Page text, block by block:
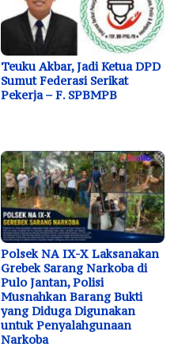
Teuku Akbar, Jadi Ketua DPD
Sumut Federasi Serikat
Pekerja – F. SPBMPB
Polsek NA IX-X Laksanakan
Grebek Sarang Narkoba di
Pulo Jantan, Polisi
Musnahkan Barang Bukti
yang Diduga Digunakan
untuk Penyalahgunaan
Narkoba